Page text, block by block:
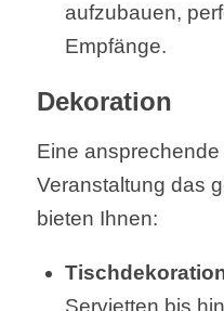
aufzubauen,
Empfänge.
Dekoration
Eine
Veranstaltung das
bieten Ihnen:
Servietten bis